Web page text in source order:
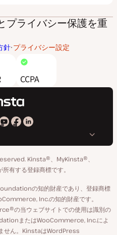
プライバシー保護を重
針 プライバシー設定
CCPA
Kinsta
YouTube
Kinsta
Facebook
Kinsta
LinkedIn
ペ
ー
ジ
Kinsta®、MyKinsta®、
有する登録商標です。
の知的財産であり、登録商標
Inc.の知的財産です。
の当ウェブサイトでの使用は識別の
またはWooCommerce, Inc.によ
せん。KinstaはWordPress